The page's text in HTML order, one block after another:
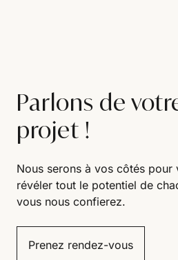
Parlons de
projet !
Nous serons à vos côtés pour
révéler tout le potentiel de
vous nous confierez.
Prenez rendez-vous